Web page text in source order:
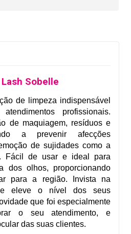
Sobelle
de limpeza indispensável
profissionais.
de maquiagem, resíduos e
a prevenir afecções
de sujidades como a
Fácil de usar e ideal para
dos olhos, proporcionando
para a região. Invista na
e eleve o nível dos seus
que foi especialmente
o seu atendimento, e
das suas clientes.